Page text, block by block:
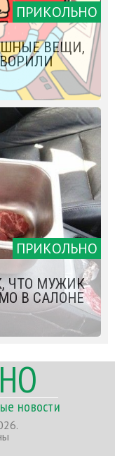
ПРИКОЛЬНО
ВЕЩИ,
ПРИКОЛЬНО
ЧТО МУЖИК
В САЛОНЕ
новости